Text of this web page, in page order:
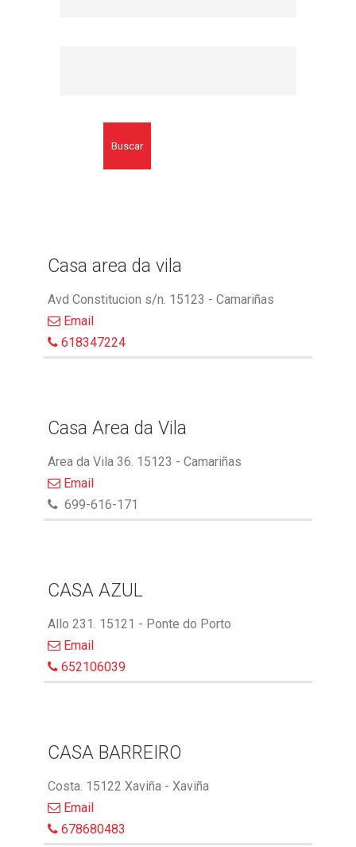
Buscar
Casa area da vila
Avd Constitucion s/n. 15123 - Camariñas
Email
618347224
Casa Area da Vila
Area da Vila 36. 15123 - Camariñas
Email
699-616-171
CASA AZUL
Allo 231. 15121 - Ponte do Porto
Email
652106039
CASA BARREIRO
Costa. 15122 Xaviña - Xaviña
Email
678680483